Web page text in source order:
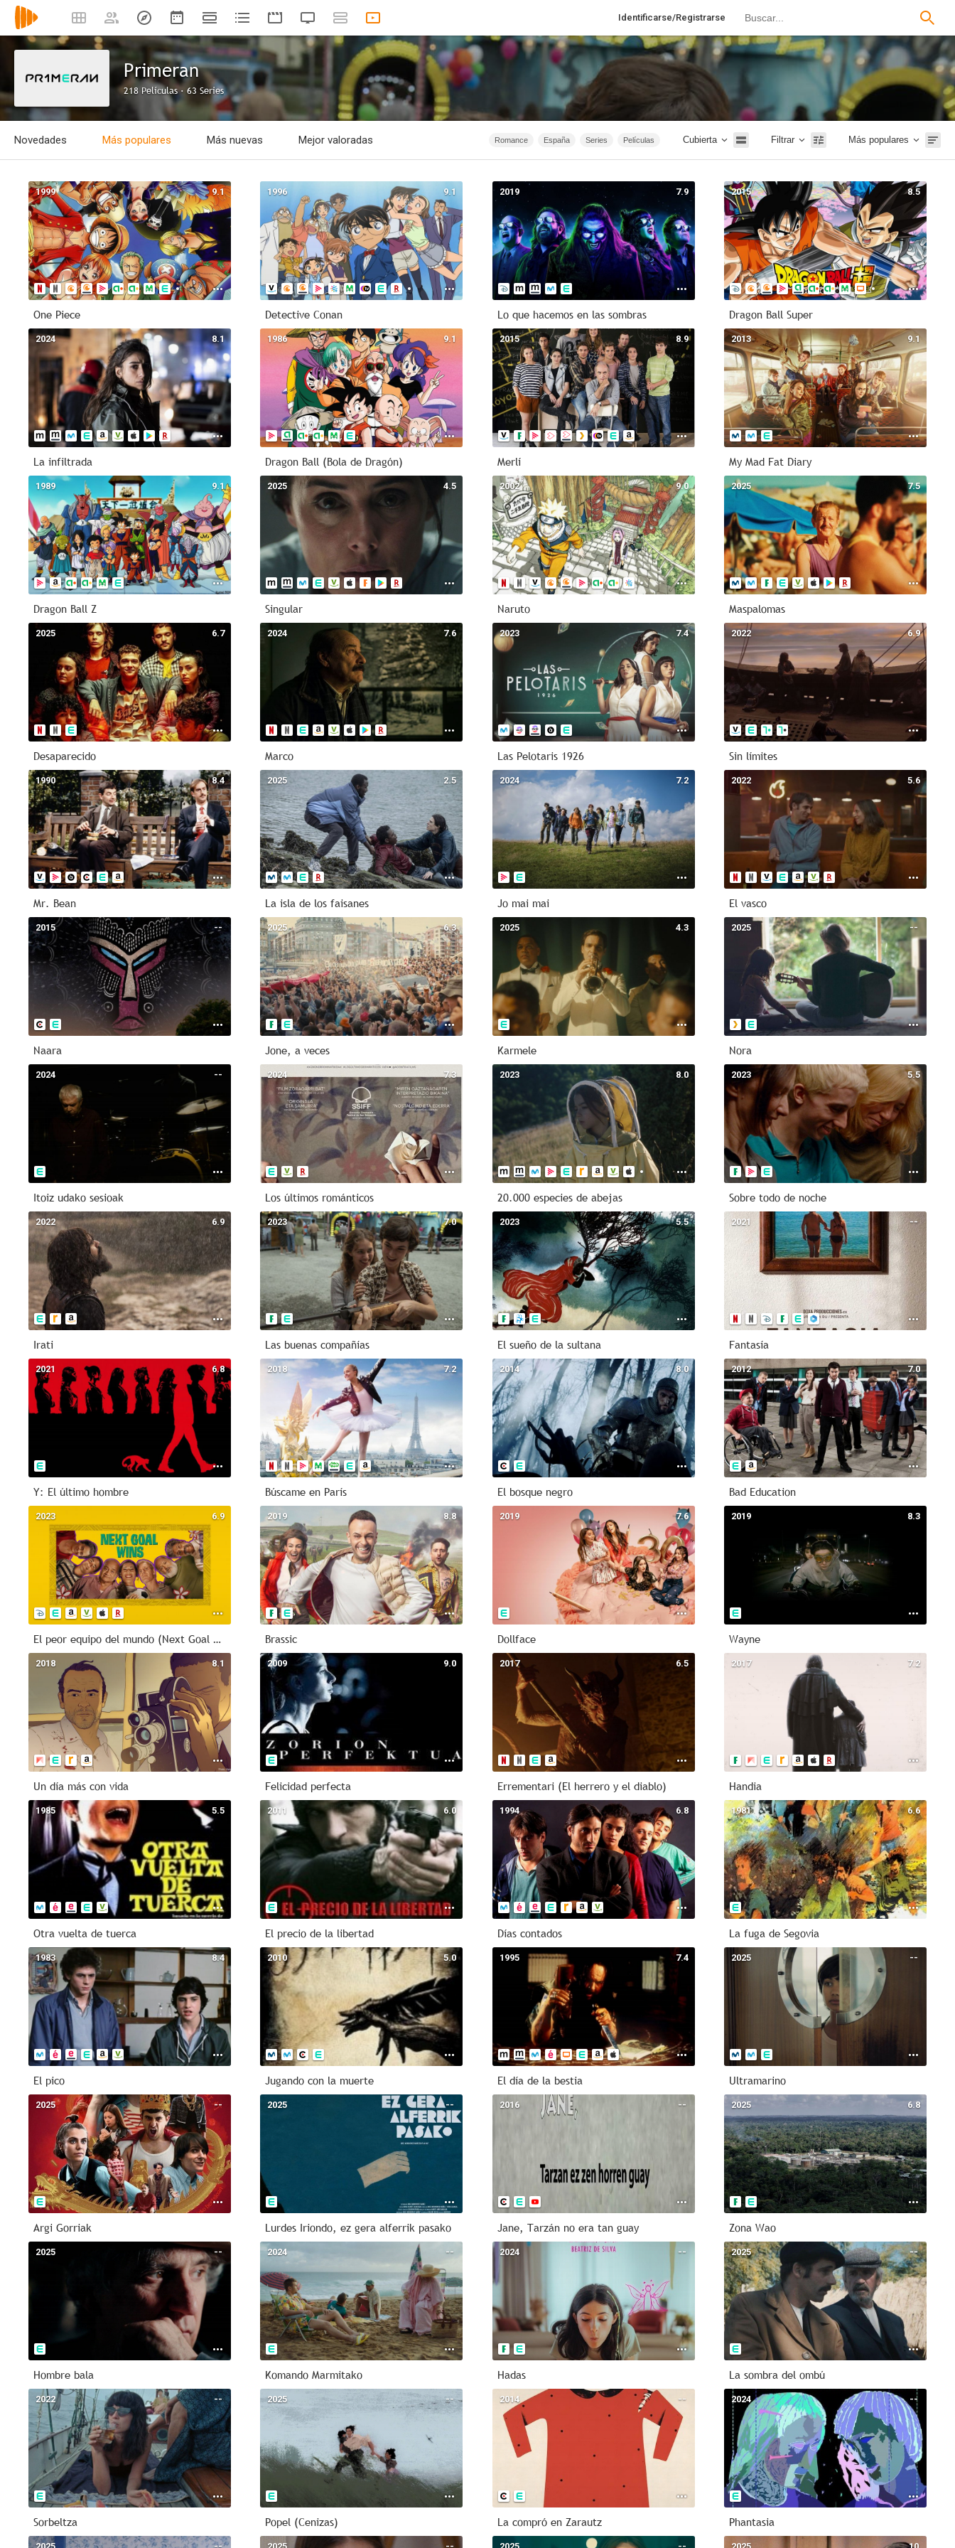
Identificarse/Registrarse
Primeran
218 Películas · 63 Series
Novedades Más populares Más nuevas Mejor valoradas Películas
Series
España
Romance
Terror
Animación
Infantil
1874 - 2019
1874 - 2015
1967
1m
2026
Acción
40m - 1h 20m
Intriga
Cubierta Filtrar Más populares
9.1
1999
One Piece
9.1
1996
Detective Conan
7.9
2019
Lo que hacemos en las sombras
8.5
2015
Dragon Ball Super
8.1
2024
La infiltrada
9.1
1986
Dragon Ball (Bola de Dragón)
8.9
2015
Merlí
9.1
2013
My Mad Fat Diary
9.1
1989
Dragon Ball Z
4.5
2025
Singular
9.0
2002
Naruto
7.5
2025
Maspalomas
6.7
2025
Desaparecido
7.6
2024
Marco
7.4
2023
Las Pelotaris 1926
6.9
2022
Sin límites
8.4
1990
Mr. Bean
2.5
2025
La isla de los faisanes
7.2
2024
Jo mai mai
5.6
2022
El vasco
--
2015
Naara
6.3
2025
Jone, a veces
4.3
2025
Karmele
--
2025
Nora
--
2024
Itoiz udako sesioak
7.3
2024
Los últimos románticos
8.0
2023
20.000 especies de abejas
5.5
2023
Sobre todo de noche
6.9
2022
Irati
7.0
2023
Las buenas compañías
5.5
2023
El sueño de la sultana
--
2021
Fantasía
6.8
2021
Y: El último hombre
7.2
2018
Búscame en París
8.0
2014
El bosque negro
7.0
2012
Bad Education
6.9
2023
El peor equipo del mundo (Next Goal Wins)
8.8
2019
Brassic
7.6
2019
Dollface
8.3
2019
Wayne
8.1
2018
Un día más con vida
9.0
2009
Felicidad perfecta
6.5
2017
Errementari (El herrero y el diablo)
7.2
2017
Handia
5.5
1985
Otra vuelta de tuerca
6.0
2011
El precio de la libertad
6.8
1994
Días contados
6.6
1981
La fuga de Segovia
8.4
1983
El pico
5.0
2010
Jugando con la muerte
7.4
1995
El día de la bestia
--
2025
Ultramarino
--
2025
Argi Gorriak
--
2025
Lurdes Iriondo, ez gera alferrik pasako
--
2016
Jane, Tarzán no era tan guay
6.8
2025
Zona Wao
--
2025
Hombre bala
--
2024
Komando Marmitako
--
2024
Hadas
--
2025
La sombra del ombú
--
2022
Sorbeltza
--
2025
Popel (Cenizas)
--
2014
La compró en Zarautz
--
2024
Phantasia